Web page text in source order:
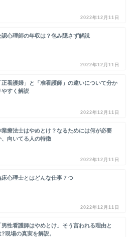
2022年12月11日
認心理師の年収は？包み隠さず解説
2022年12月11日
正看護婦」と「准看護師」の違いについて分か
やすく解説
2022年12月11日
業療法士はやめとけ？なるためには何が必要
、向いてる人の特徴
2022年12月11日
床心理士とはどんな仕事７つ
2022年12月11日
男性看護師はやめとけ」そう言われる理由と
?現場の真実を解説。